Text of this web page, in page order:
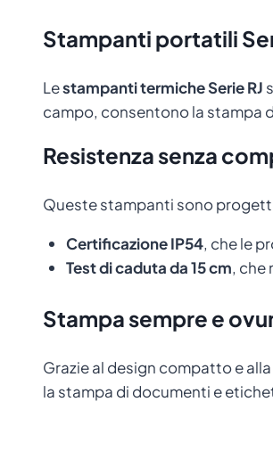
Stampanti portatili
Lestampanti termiche Serie RJ
campo, consentono la stampa
Resistenza senza
Queste stampanti sono
Certificazione IP54, che le
Test di caduta da 15 cm, che
Stampa sempre e
Grazie al design compatto e
la stampa di documenti e